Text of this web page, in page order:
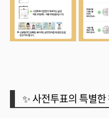
✨ 사전투표의 특별한